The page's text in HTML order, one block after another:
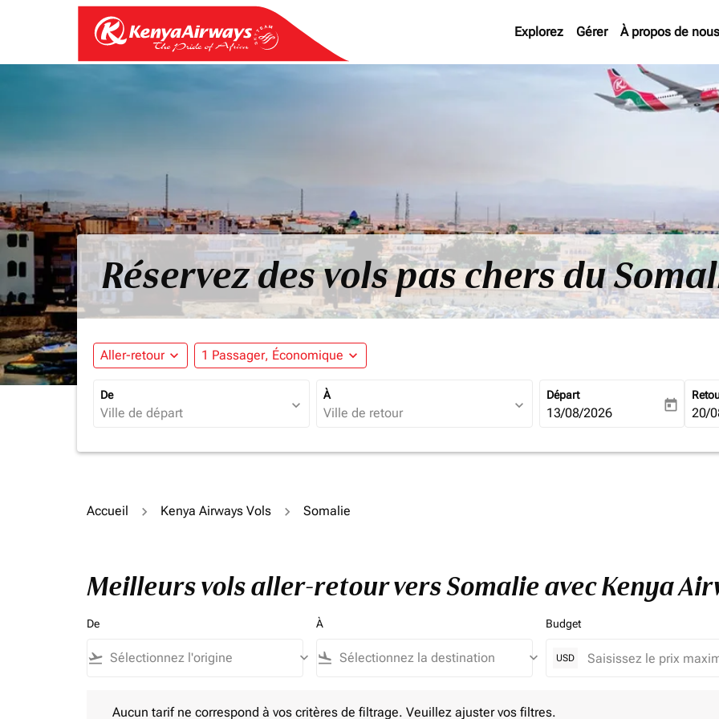
Explorez Gérer À propos de nous
Réservez des vols pas chers du
Aller-retour expand_more 1 Passager, Économique expand_more
De
expand_more
À
expand_more
Départ
fc-booking-departure-date-
13/08/2026 today fc-
20/
Accueil Kenya Airways Vols Somalie
Meilleurs vols aller-retour vers Somalie avec Kenya
De
flight_takeoff keyboard_arrow_down
À
flight_land keyboard_arrow_down
Budget
USD
Aucun tarif ne correspond à vos critères de filtrage. Veuillez ajuster vos filtres.